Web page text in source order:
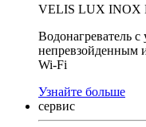
VELIS LUX INOX
Водонагреватель
непревзойденным
Wi-Fi
Узнайте больше
сервис